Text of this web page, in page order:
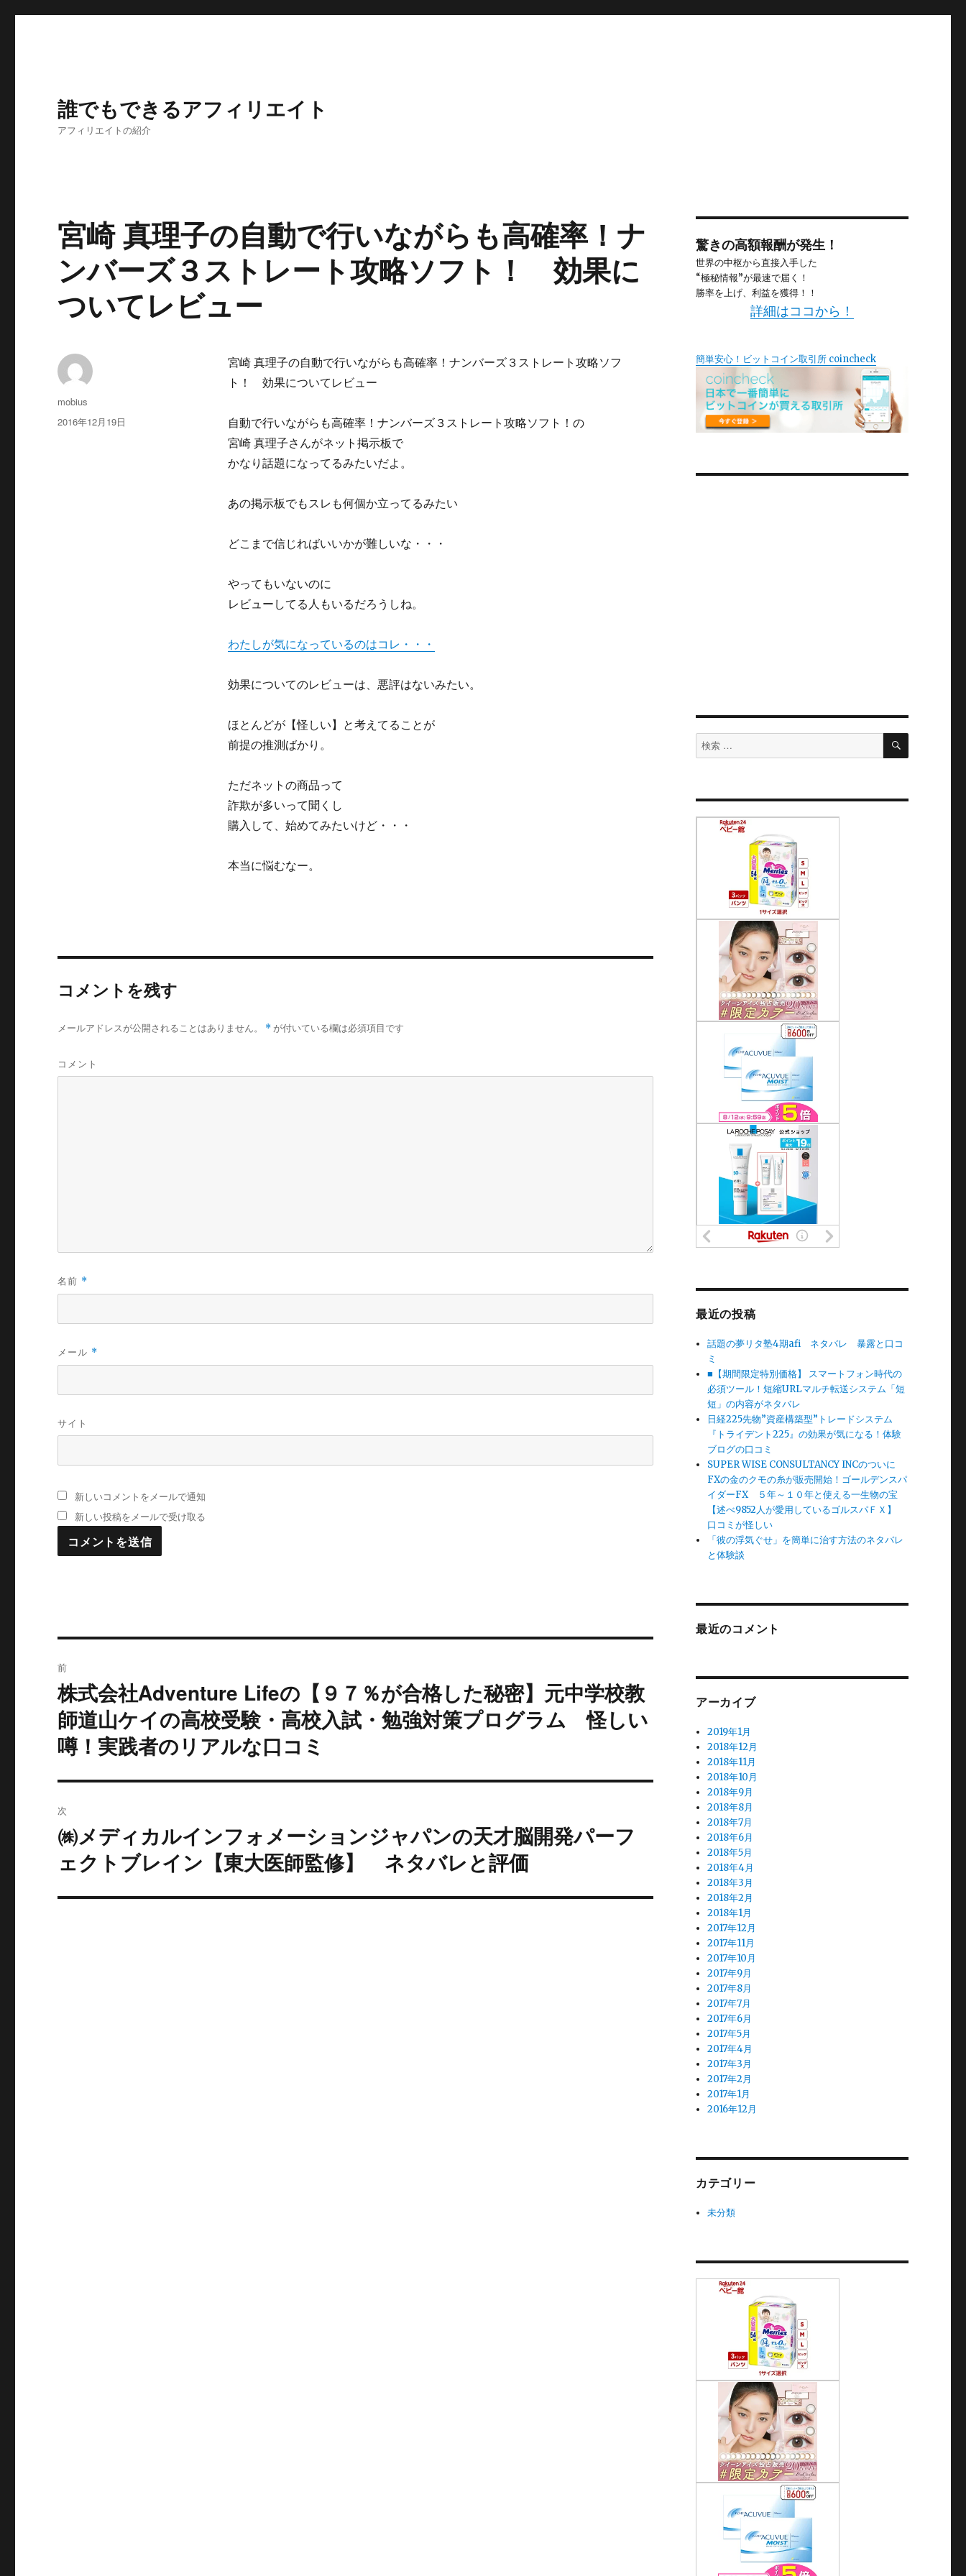
誰でもできるアフィリエイト
アフィリエイトの紹介
宮崎 真理子の自動で行いながらも高確率！ナ
ンバーズ３ストレート攻略ソフト！ 効果に
ついてレビュー
宮崎 真理子の自動で行いながらも高確率！ナンバーズ３ストレート攻略ソフ
ト！ 効果についてレビュー
自動で行いながらも高確率！ナンバーズ３ストレート攻略ソフト！の
宮崎 真理子さんがネット掲示板で
かなり話題になってるみたいだよ。
あの掲示板でもスレも何個か立ってるみたい
どこまで信じればいいかが難しいな・・・
やってもいないのに
レビューしてる人もいるだろうしね。
わたしが気になっているのはコレ・・・
効果についてのレビューは、悪評はないみたい。
ほとんどが【怪しい】と考えてることが
前提の推測ばかり。
ただネットの商品って
詐欺が多いって聞くし
購入して、始めてみたいけど・・・
本当に悩むなー。
投
稿
mobius
投
2016年12月19日
コメントを残す
メールアドレスが公開されることはありません。 * が付いている欄は必須項目です
コメント
名前 *
メール *
サイト
新しいコメントをメールで通知
新しい投稿をメールで受け取る
稿
ナ
ビ
ゲ
ー
シ
ョ
ン
前
過
去
の
投
株式会社Adventure Lifeの【９７％が合格した秘密】元中学校教
師道山ケイの高校受験・高校入試・勉強対策プログラム 怪しい
噂！実践者のリアルな口コミ
次
次
の
投
稿:
㈱メディカルインフォメーションジャパンの天才脳開発パーフ
ェクトブレイン【東大医師監修】 ネタバレと評価
驚きの高額報酬が発生！
世界の中枢から直接入手した
“極秘情報”が最速で届く！
勝率を上げ、利益を獲得！！
詳細はココから！
簡単安心！ビットコイン取引所 coincheck
検
索
検
最近の投稿
話題の夢リタ塾4期afi ネタバレ 暴露と口コ
ミ
■【期間限定特別価格】 スマートフォン時代の
必須ツール！短縮URLマルチ転送システム「短
短」の内容がネタバレ
日経225先物”資産構築型”トレードシステム
『トライデント225』の効果が気になる！体験
ブログの口コミ
SUPER WISE CONSULTANCY INCのついに
FXの金のクモの糸が販売開始！ゴールデンスパ
イダーFX ５年～１０年と使える一生物の宝
【述べ9852人が愛用しているゴルスパＦＸ】
口コミが怪しい
「彼の浮気ぐせ」を簡単に治す方法のネタバレ
と体験談
最近のコメント
アーカイブ
2019年1月
2018年12月
2018年11月
2018年10月
2018年9月
2018年8月
2018年7月
2018年6月
2018年5月
2018年4月
2018年3月
2018年2月
2018年1月
2017年12月
2017年11月
2017年10月
2017年9月
2017年8月
2017年7月
2017年6月
2017年5月
2017年4月
2017年3月
2017年2月
2017年1月
2016年12月
カテゴリー
未分類